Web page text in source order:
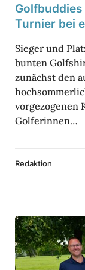
o
f
n
d
C
u
r
y
C
s
e
n
e
t
l
o
n
­
Golf­bud­dies
Turnier bei
Sieger und
bunten
zunächst den
vorgezogenen
Golferinnen…
Redaktion
G
o
l